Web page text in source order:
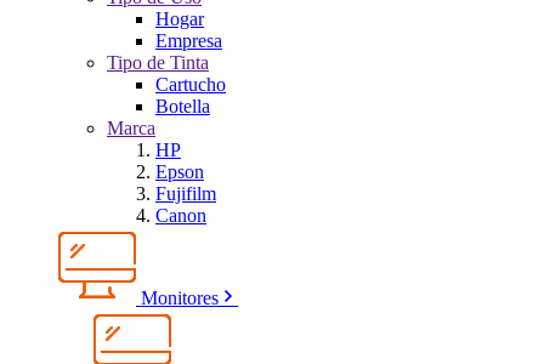
Hogar
Empresa
Tipo de Tinta
Cartucho
Botella
Marca
HP
Epson
Fujifilm
Canon
Monitores